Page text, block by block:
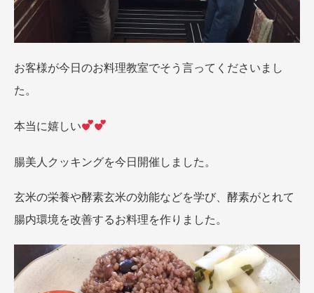
お客様が今日のお料理教室でそう言ってくださいまし
た。
本当に嬉しい
腸美人クッキングを今日開催しました。
玄米の栄養や酵素玄米の効能などを学び、酵素がとれて
腸内環境を改善するお料理を作りました。